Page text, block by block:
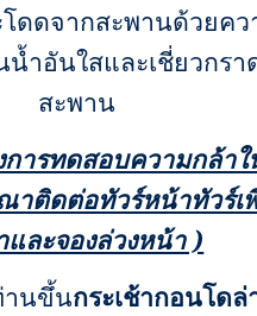
ดดจากสะพานด้วยคว
น้ำอันใสและเชี่ยวกรา
สะพาน
ารทดสอบความกล้าใ
าติดต่อทัวร์หน้าทัวร์เ
และจองล่วงหน้า )
นขึ้นกระเช้ากอนโด